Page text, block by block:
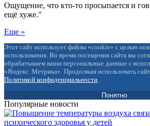
Ощущение, что кто-то просыпается и
ещё хуже."
Еще »
Этот сайт использует файлы «cookie» с целью
использования. Во время посещения сайта вы
обрабатываем ваши персональные данные с
«Яндекс. Метрика». Продолжая использовать
Политикой конфиденциальности
Понятно
Популярные новости